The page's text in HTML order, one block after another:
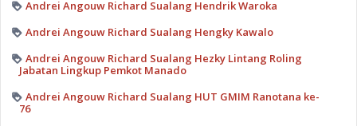
Andrei Angouw Richard Sualang Hendrik Waroka
Andrei Angouw Richard Sualang Hengky Kawalo
Andrei Angouw Richard Sualang Hezky Lintang Roling
Jabatan Lingkup Pemkot Manado
Andrei Angouw Richard Sualang HUT GMIM Ranotana ke-
76